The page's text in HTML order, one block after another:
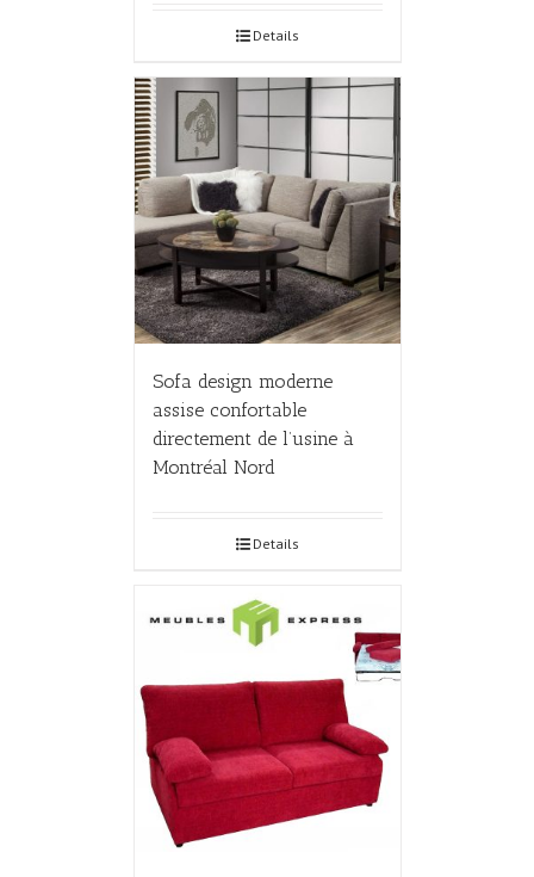
Details
Sofa design moderne
assise confortable
directement de l’usine à
Montréal Nord
Details